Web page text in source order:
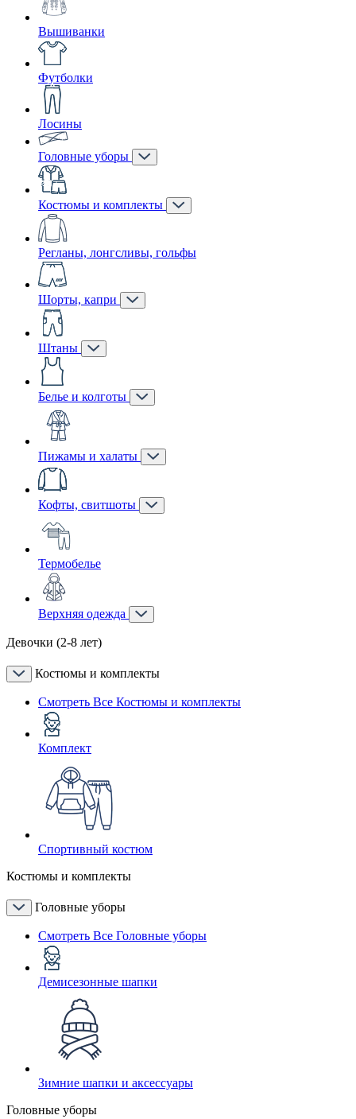
Вышиванки
Футболки
Лосины
Головные уборы
Костюмы и комплекты
Регланы, лонгсливы, гольфы
Шорты, капри
Штаны
Белье и колготы
Пижамы и халаты
Кофты, свитшоты
Термобелье
Верхняя одежда
Девочки (2-8 лет)
Костюмы и комплекты
Смотреть Все Костюмы и комплекты
Комплект
Спортивный костюм
Костюмы и комплекты
Головные уборы
Смотреть Все Головные уборы
Демисезонные шапки
Зимние шапки и аксессуары
Головные уборы